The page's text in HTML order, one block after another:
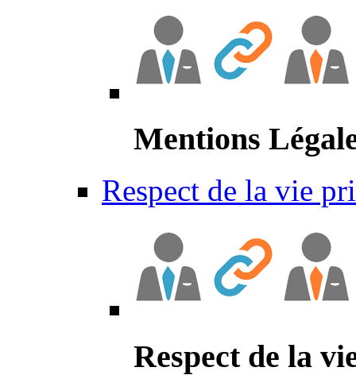
Mentions
Respect de la vie
Respect de la